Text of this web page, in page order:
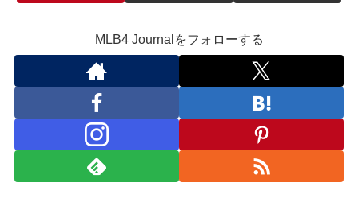
MLB4 Journalをフォローする